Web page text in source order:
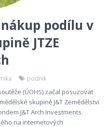
nákup podílu v
JTZE
podnik
(ÚOHS) začal posuzovat
skupině J&T Zemědělství
J&T Arch Investments.
na internetových